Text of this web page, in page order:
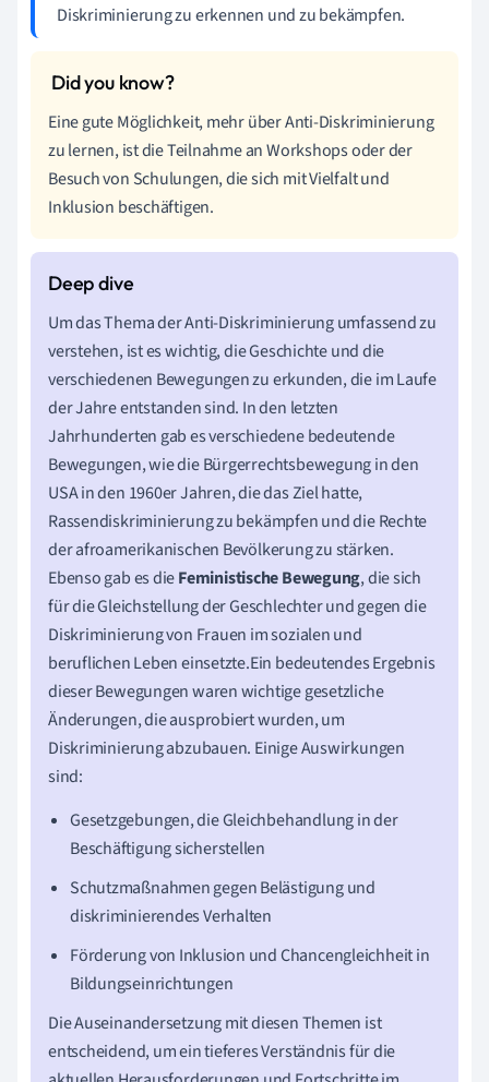
Diskriminierung zu erkennen und zu bekämpfen.
Eine gute Möglichkeit, mehr über Anti-Diskriminierung
zu lernen, ist die Teilnahme an Workshops oder der
Besuch von Schulungen, die sich mit Vielfalt und
Inklusion beschäftigen.
Um das Thema der Anti-Diskriminierung umfassend zu
verstehen, ist es wichtig, die Geschichte und die
verschiedenen Bewegungen zu erkunden, die im Laufe
der Jahre entstanden sind. In den letzten
Jahrhunderten gab es verschiedene bedeutende
Bewegungen, wie die Bürgerrechtsbewegung in den
USA in den 1960er Jahren, die das Ziel hatte,
Rassendiskriminierung zu bekämpfen und die Rechte
der afroamerikanischen Bevölkerung zu stärken.
Ebenso gab es dieFeministische Bewegung, die sich
für die Gleichstellung der Geschlechter und gegen die
Diskriminierung von Frauen im sozialen und
beruflichen Leben einsetzte.Ein bedeutendes Ergebnis
dieser Bewegungen waren wichtige gesetzliche
Änderungen, die ausprobiert wurden, um
Diskriminierung abzubauen. Einige Auswirkungen
sind:
Gesetzgebungen, die Gleichbehandlung in der
Beschäftigung sicherstellen
Schutzmaßnahmen gegen Belästigung und
diskriminierendes Verhalten
Förderung von Inklusion und Chancengleichheit in
Bildungseinrichtungen
Die Auseinandersetzung mit diesen Themen ist
entscheidend, um ein tieferes Verständnis für die